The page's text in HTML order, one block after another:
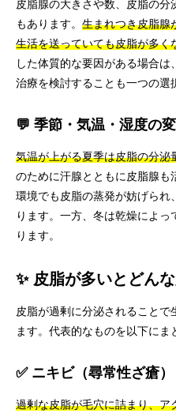
皮脂腺の大きさや数、皮脂の
もあります。 生まれつき皮脂腺
生活を送っていても皮脂が多く
した体質的な要因がある場合
治療を検討することも一つの選
💬 季節・気温・湿度の
気温が上がる夏季は皮脂の分泌
のために汗腺とともに皮脂腺
環境でも皮脂の蒸発が妨げられ
ります。一方、冬は乾燥によ
ります。
✨ 皮脂が多いとどん
皮脂が過剰に分泌されることで
ます。代表的なものを以下にま
✅ ニキビ（尋常性ざ瘡）
過剰な皮脂が毛穴に詰まり、